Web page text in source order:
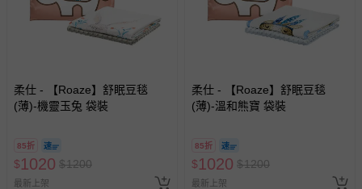
柔仕 - 【Roaze】舒眠豆毯
(薄)-機靈玉兔 袋裝
85折
$1020 $1200
最新上架
柔仕 - 【Roaze】舒眠豆毯
(薄)-溫和熊寶 袋裝
85折
$1020 $1200
最新上架